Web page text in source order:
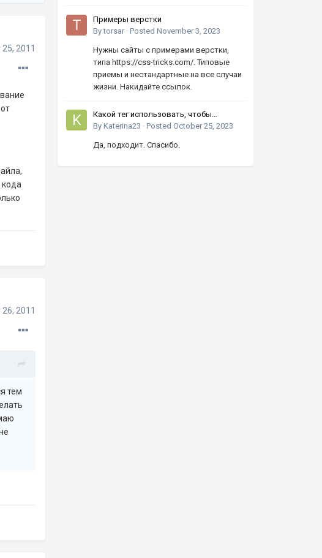
2011
кода
2011
тем
Примеры верстки
Bytorsar · Posted November 3, 2023
Нужны сайты с примерами верстки,
типа https://css-tricks.com/. Типовые
приемы и нестандартные на все случаи
жизни. Накидайте ссылок.
Какой тег использовать, чтобы
увеличивать число кнопками вверх-
By Katerina23 · Posted October 25, 2023
Да, подходит. Спасибо.